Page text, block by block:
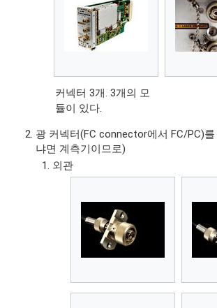
커넥터 3개. 3개의 모
듈이 있다.
광 커넥터(FC connector에서 FC/PC)
냐면 계측기이므로)
외관